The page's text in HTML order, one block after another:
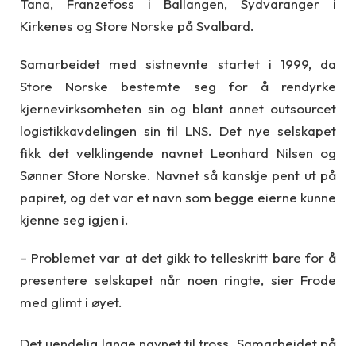
Kirkenes og Store Norske på Svalbard.
Samarbeidet med sistnevnte startet i 1999, da
Store Norske bestemte seg for å rendyrke
kjernevirksomheten sin og blant annet outsourcet
logistikkavdelingen sin til LNS. Det nye selskapet
fikk det velklingende navnet Leonhard Nilsen og
Sønner Store Norske. Navnet så kanskje pent ut på
papiret, og det var et navn som begge eierne kunne
kjenne seg igjen i.
– Problemet var at det gikk to telleskritt bare for å
presentere selskapet når noen ringte, sier Frode
med glimt i øyet.